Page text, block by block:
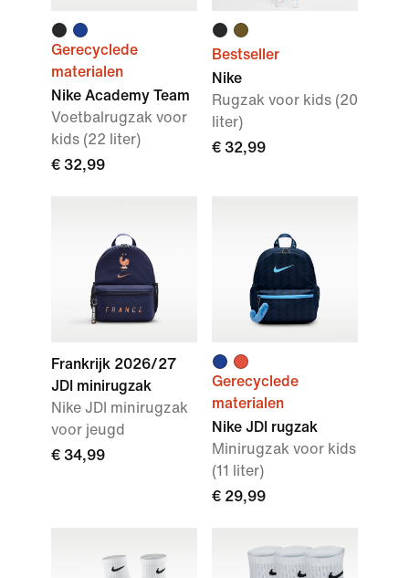
Gerecyclede
materialen
Nike Academy Team
Voetbalrugzak voor
kids (22 liter)
€ 32,99
Bestseller
Nike
Rugzak voor kids (20
liter)
€ 32,99
Frankrijk 2026/27
JDI minirugzak
Nike JDI minirugzak
voor jeugd
€ 34,99
Gerecyclede
materialen
Nike JDI rugzak
Minirugzak voor kids
(11 liter)
€ 29,99